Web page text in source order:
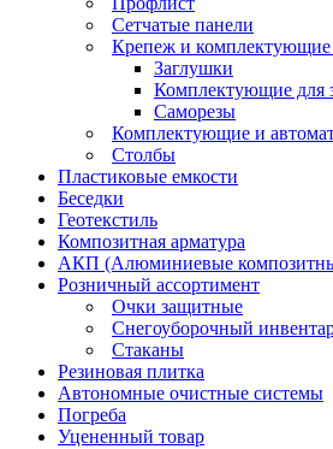
Сетчатые панели
Крепеж и комплектующие
Заглушки
Комплектующие для
Саморезы
Комплектующие и
Столбы
Пластиковые емкости
Беседки
Геотекстиль
Композитная арматура
АКП (Алюминиевые
Розничный ассортимент
Очки защитные
Снегоуборочный
Стаканы
Резиновая плитка
Автономные очистные системы
Погреба
Уцененный товар